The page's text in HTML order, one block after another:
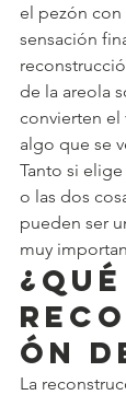
el pezón con
sensación
de la areola
convierten
algo que se
Tanto si
o las dos
pueden ser
muy
ón
La